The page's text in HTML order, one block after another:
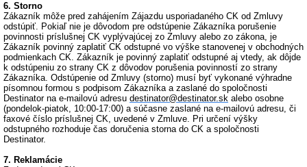
6. Storno
Zákazník môže pred zahájením Zájazdu usporiadaného CK od Zmluvy
odstúpiť. Pokiaľ nie je dôvodom pre odstúpenie Zákazníka porušenie
povinnosti príslušnej CK vyplývajúcej zo Zmluvy alebo zo zákona, je
Zákazník povinný zaplatiť CK odstupné vo výške stanovenej v obchodných
podmienkach CK. Zákazník je povinný zaplatiť odstupné aj vtedy, ak dôjde
k odstúpeniu zo strany CK z dôvodov porušenia povinností zo strany
Zákazníka. Odstúpenie od Zmluvy (storno) musí byť vykonané výhradne
písomnou formou s podpisom Zákazníka a zaslané do spoločnosti
Destinator na e-mailovú adresu destinator@destinator.sk alebo osobne
(pondelok-piatok, 10:00-17:00) a súčasne zaslané na e-mailovú adresu, či
faxové číslo príslušnej CK, uvedené v Zmluve. Pri určení výšky
odstupného rozhoduje čas doručenia storna do CK a spoločnosti
Destinator.
7. Reklamácie